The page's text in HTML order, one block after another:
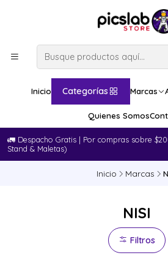
Inicio Categorías Marcas
Quienes Somos
🚛​ Despacho Gratis | Por compras sobre
Stand & Maletas)
Inicio Marcas
NISI
Filtros